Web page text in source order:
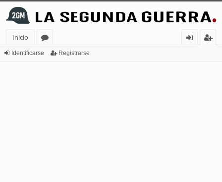
Inicio
or
Identificarse Registrarse